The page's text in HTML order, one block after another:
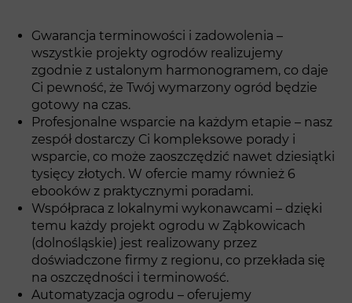
Gwarancja terminowości i zadowolenia –
wszystkie projekty ogrodów realizujemy
zgodnie z ustalonym harmonogramem, co daje
Ci pewność, że Twój wymarzony ogród będzie
gotowy na czas.
Profesjonalne wsparcie na każdym etapie – nasz
zespół dostarczy Ci kompleksowe porady i
wsparcie, co może zaoszczędzić nawet dziesiątki
tysięcy złotych. W ofercie mamy również 6
ebooków z praktycznymi poradami.
Współpraca z lokalnymi wykonawcami – dzięki
temu każdy projekt ogrodu w Ząbkowicach
(dolnośląskie) jest realizowany przez
doświadczone firmy z regionu, co przekłada się
na oszczędności i terminowość.
Automatyzacja ogrodu – oferujemy